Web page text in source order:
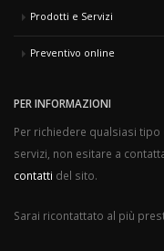
Prodotti e Servizi
Preventivo online
PER INFORMAZIONI
Per richiedere qualsiasi
servizi, non esitare a
contatti del sito.
Sarai ricontattato al più